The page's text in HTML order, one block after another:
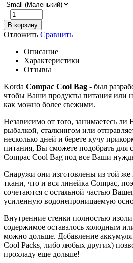
+ −
В корзину
Отложить Сравнить
Описание
Характеристики
Отзывы
Korda Compac Cool Bag - был
чтобы Ваши продукты питания или
как можно более свежими.
Независимо от того, занимаетесь ли
рыбалкой, сталкингом или
несколько дней и берете кучу
питания, Вы сможете подобрать для
Compac Cool Bag под все Ваши
Снаружи они изготовлены из той же
ткани, что и вся линейка Compac,
сочетаются с остальной частью
усиленную водонепроницаемую
Внутренние стенки полностью
содержимое оставалось холодным
можно дольше. Добавление
Cool Packs, либо любых других)
прохладу еще дольше!